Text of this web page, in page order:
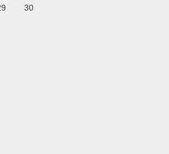
30